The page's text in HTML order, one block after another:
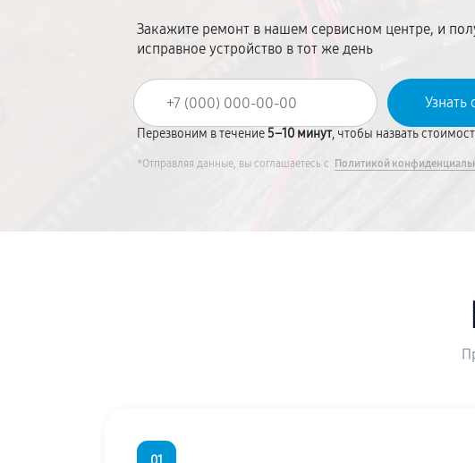
Закажите ремонт в нашем сервисном центре, и
исправное устройство в тот же день
Перезвоним в течение5–10 минут, чтобы назвать
*Отправляя данные, вы соглашаетесь с Политикой